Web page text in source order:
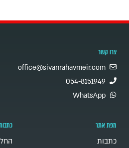
צרו קשר
office@sivanrahavmeir.com
054-8151949
WhatsApp
מפת אתר
כתבות